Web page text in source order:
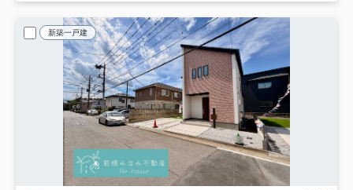
新築一戸建